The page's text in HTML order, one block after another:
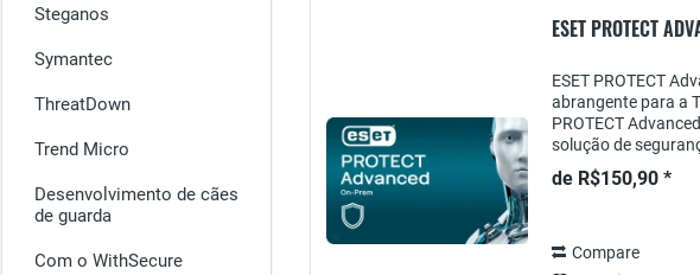
Steganos
Symantec
ThreatDown
Trend Micro
Desenvolvimento de cães
de guarda
Com o WithSecure
ESET PROTECT
ESET PROTECT
abrangente para a
PROTECT
solução de
para organizações
infraestrutura de TI
de R$150,90 *
Compare